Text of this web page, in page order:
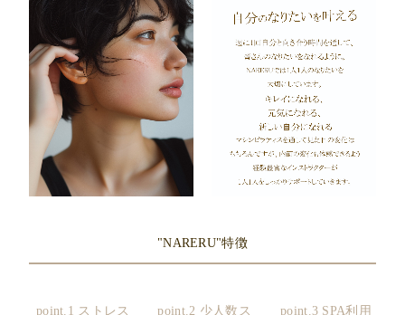
"NARERU"特徴
point.1 ストレス point.2 少人数ス point.3 SPA利用